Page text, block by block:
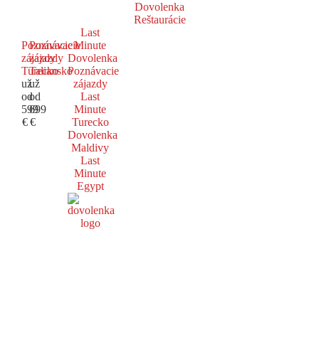
Dovolenka
Reštaurácie
Poznávacie
zájazdy
Turecko
už
od
599
€
Poznávacie
zájazdy
Taliansko
už
od
699
€
Last
Minute
Dovolenka
Poznávacie
zájazdy
Last
Minute
Turecko
Dovolenka
Maldivy
Last
Minute
Egypt